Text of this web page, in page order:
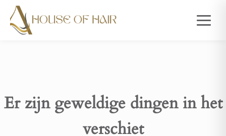
Er zijn geweldige dingen in het
verschiet